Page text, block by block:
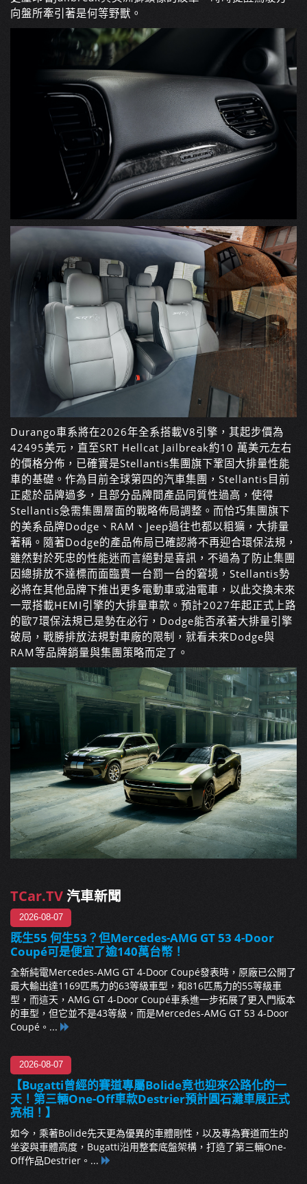
向盤所牽引著是何等野獸。
Durango車系將在2026年全系搭載V8引擎，其起步價為
42495美元，直至SRT Hellcat Jailbreak約10 萬美元左右
的價格分佈，已確實是Stellantis集團旗下鞏固大排量性能
車的基礎。作為目前全球第四的汽車集團，Stellantis目前
正處於品牌過多，且部分品牌間產品同質性過高，使得
Stellantis急需集團層面的戰略佈局調整。而恰巧集團旗下
的美系品牌Dodge、RAM、Jeep過往也都以粗獷，大排量
著稱。隨著Dodge的產品佈局已確認將不再迎合環保法規，
雖然對於死忠的性能迷而言絕對是喜訊，不過為了防止集團
因總排放不達標而面臨賣一台罰一台的窘境，Stellantis勢
必將在其他品牌下推出更多電動車或油電車，以此交換未來
一眾搭載HEMI引擎的大排量車款。預計2027年起正式上路
的歐7環保法規已是勢在必行，Dodge能否承著大排量引擎
破局，戰勝排放法規對車廠的限制，就看未來Dodge與
RAM等品牌銷量與集團策略而定了。
TCar.TV汽車新聞
2026-08-07
既生55 何生53？但Mercedes-AMG GT 53 4-Door
Coupé可是便宜了逾140萬台幣！
全新純電Mercedes-AMG GT 4-Door Coupé發表時，原廠已公開了
最大輸出達1169匹馬力的63等級車型，和816匹馬力的55等級車
型，而這天，AMG GT 4-Door Coupé車系進一步拓展了更入門版本
的車型，但它並不是43等級，而是Mercedes-AMG GT 53 4-Door
Coupé。...
2026-08-07
【Bugatti曾經的賽道專屬Bolide竟也迎來公路化的一
天！第三輛One-Off車款Destrier預計圓石灘車展正式
亮相！】
如今，乘著Bolide先天更為優異的車體剛性，以及專為賽道而生的
坐姿與車體高度，Bugatti沿用整套底盤架構，打造了第三輛One-
Off作品Destrier。...